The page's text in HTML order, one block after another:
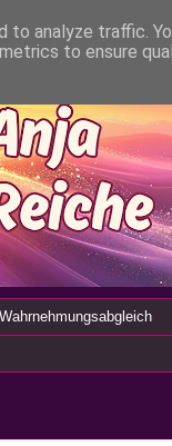
Wahrnehmungsabgleich
analyze traffic.
to ensure